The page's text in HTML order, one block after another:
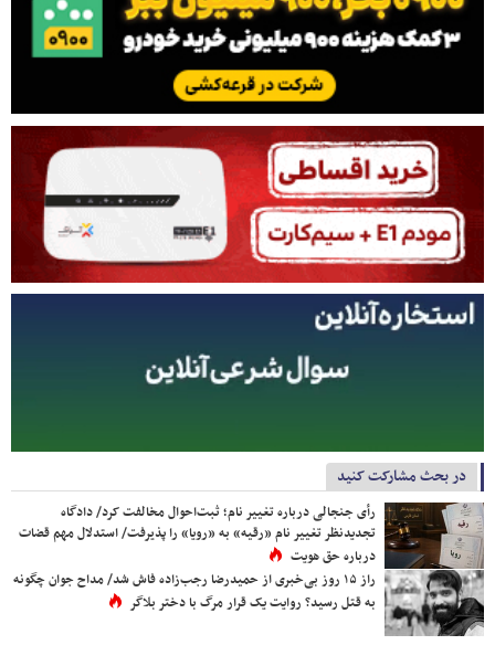
در بحث مشارکت کنید
رأی جنجالی درباره تغییر نام؛ ثبت‌احوال مخالفت کرد/ دادگاه
تجدیدنظر تغییر نام «رقیه» به «رویا» را پذیرفت/ استدلال مهم قضات
درباره حق هویت
راز ۱۵ روز بی‌خبری از حمیدرضا رجب‌زاده فاش شد/ مداح جوان چگونه
به قتل رسید؟ روایت یک قرار مرگ با دختر بلاگر